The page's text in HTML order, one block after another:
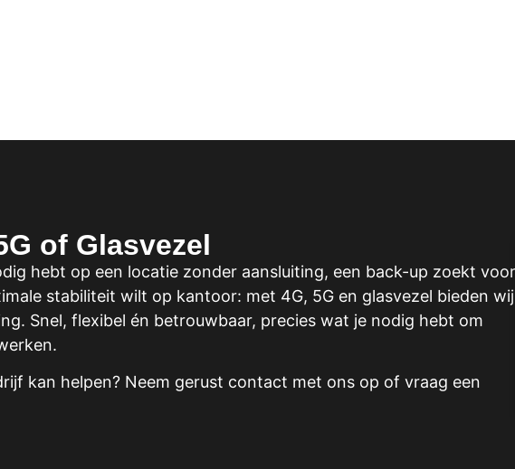
of Glasvezel
hebt op een locatie zonder aansluiting, een back-up zoekt voor
stabiliteit wilt op kantoor: met 4G, 5G en glasvezel bieden wij
Snel, flexibel én betrouwbaar, precies wat je nodig hebt om
kan helpen? Neem gerust contact met ons op of vraag een